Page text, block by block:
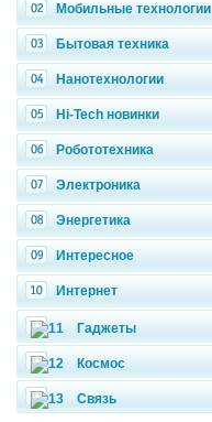
Мобильные технологии
Бытовая техника
Нанотехнологии
Hi-Tech новинки
Робототехника
Электроника
Энергетика
Интересное
Интернет
Гаджеты
Космос
Связь